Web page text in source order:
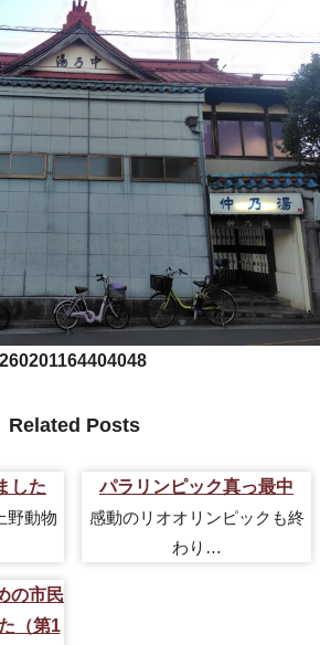
260201164404048
Related Posts
した
野動物
パラリンピック真っ最中
感動のリオオリンピックも終
わり…
の市民
（第1